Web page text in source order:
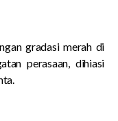
gradasi merah di
perasaan, dihiasi